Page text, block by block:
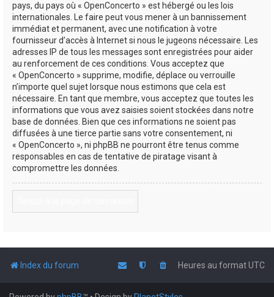
pays, du pays où « OpenConcerto » est hébergé ou les lois
internationales. Le faire peut vous mener à un bannissement
immédiat et permanent, avec une notification à votre
fournisseur d’accès à Internet si nous le jugeons nécessaire. Les
adresses IP de tous les messages sont enregistrées pour aider
au renforcement de ces conditions. Vous acceptez que
« OpenConcerto » supprime, modifie, déplace ou verrouille
n’importe quel sujet lorsque nous estimons que cela est
nécessaire. En tant que membre, vous acceptez que toutes les
informations que vous avez saisies soient stockées dans notre
base de données. Bien que ces informations ne soient pas
diffusées à une tierce partie sans votre consentement, ni
« OpenConcerto », ni phpBB ne pourront être tenus comme
responsables en cas de tentative de piratage visant à
compromettre les données.
Index du forum Heures au formatUTC